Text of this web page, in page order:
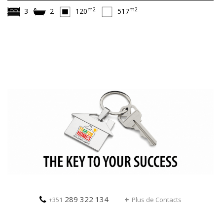
3 2 120m2 517m2
+351 289 322 134 Plus de Contacts